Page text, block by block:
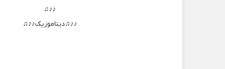
♪♪♫
♪♪♫دیتاموزیک♪♪♫